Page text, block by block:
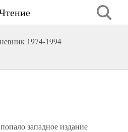
1974-1994
западное издание